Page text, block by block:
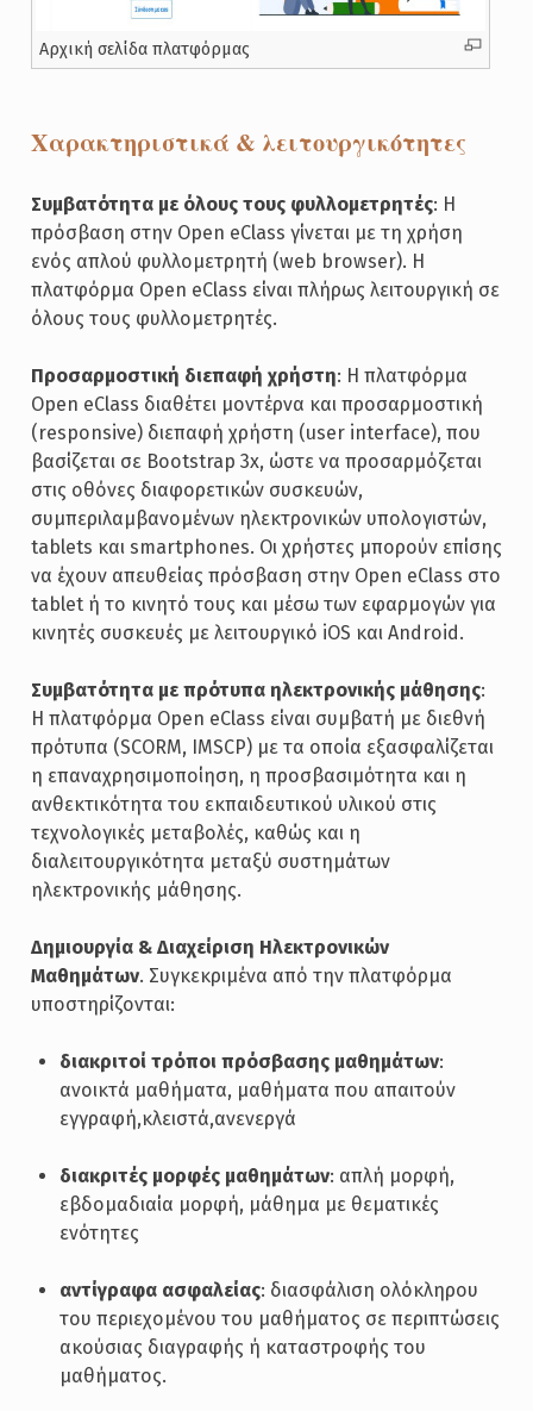
Αρχική σελίδα πλατφόρμας
Χαρακτηριστικά & λειτουργικότητες
Συμβατότητα με όλους τους φυλλομετρητές: Η
πρόσβαση στην Open eClass γίνεται με τη χρήση
ενός απλού φυλλομετρητή (web browser). Η
πλατφόρμα Open eClass είναι πλήρως λειτουργική σε
όλους τους φυλλομετρητές.
Προσαρμοστική διεπαφή χρήστη: Η πλατφόρμα
Open eClass διαθέτει μοντέρνα και προσαρμοστική
(responsive) διεπαφή χρήστη (user interface), που
βασίζεται σε Bootstrap 3x, ώστε να προσαρμόζεται
στις οθόνες διαφορετικών συσκευών,
συμπεριλαμβανομένων ηλεκτρονικών υπολογιστών,
tablets και smartphones. Οι χρήστες μπορούν επίσης
να έχουν απευθείας πρόσβαση στην Open eClass στο
tablet ή το κινητό τους και μέσω των εφαρμογών για
κινητές συσκευές με λειτουργικό iOS και Android.
Συμβατότητα με πρότυπα ηλεκτρονικής μάθησης:
H πλατφόρμα Open eClass είναι συμβατή με διεθνή
πρότυπα (SCORM, IMSCP) με τα οποία εξασφαλίζεται
η επαναχρησιμοποίηση, η προσβασιμότητα και η
ανθεκτικότητα του εκπαιδευτικού υλικού στις
τεχνολογικές μεταβολές, καθώς και η
διαλειτουργικότητα μεταξύ συστημάτων
ηλεκτρονικής μάθησης.
Δημιουργία & Διαχείριση Ηλεκτρονικών
Μαθημάτων. Συγκεκριμένα από την πλατφόρμα
υποστηρίζονται:
διακριτοί τρόποι πρόσβασης μαθημάτων:
ανοικτά μαθήματα, μαθήματα που απαιτούν
εγγραφή,κλειστά,ανενεργά
διακριτές μορφές μαθημάτων: απλή μορφή,
εβδομαδιαία μορφή, μάθημα με θεματικές
ενότητες
αντίγραφα ασφαλείας: διασφάλιση ολόκληρου
του περιεχομένου του μαθήματος σε περιπτώσεις
ακούσιας διαγραφής ή καταστροφής του
μαθήματος.